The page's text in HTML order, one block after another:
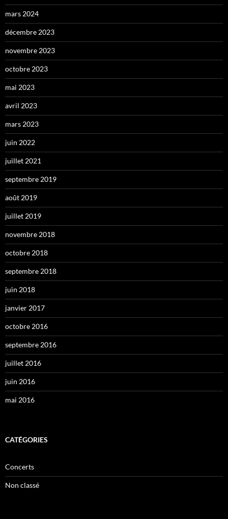
mars 2024
décembre 2023
novembre 2023
octobre 2023
mai 2023
avril 2023
mars 2023
juin 2022
juillet 2021
septembre 2019
août 2019
juillet 2019
novembre 2018
octobre 2018
septembre 2018
juin 2018
janvier 2017
octobre 2016
septembre 2016
juillet 2016
juin 2016
mai 2016
CATÉGORIES
Concerts
Non classé